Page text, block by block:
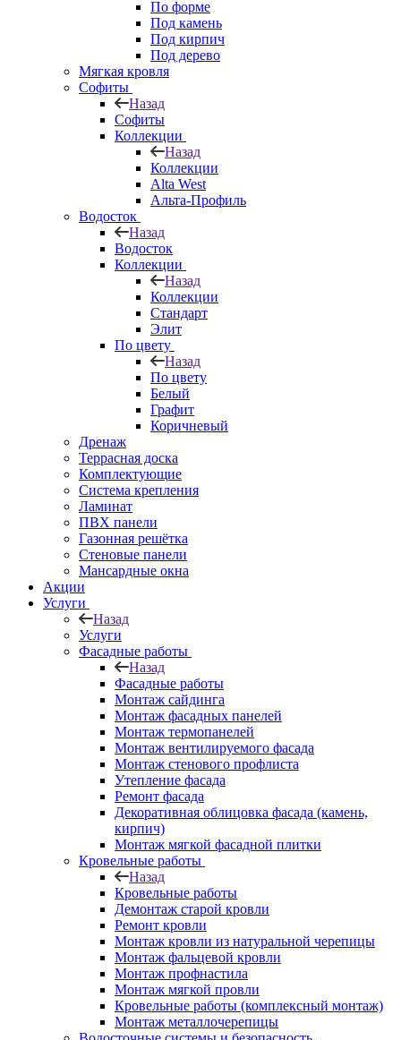
По форме
Под камень
Под кирпич
Под дерево
Мягкая кровля
Софиты
Назад
Софиты
Коллекции
Назад
Коллекции
Alta West
Альта-Профиль
Водосток
Назад
Водосток
Коллекции
Назад
Коллекции
Стандарт
Элит
По цвету
Назад
По цвету
Белый
Графит
Коричневый
Дренаж
Террасная доска
Комплектующие
Система крепления
Ламинат
ПВХ панели
Газонная решётка
Стеновые панели
Мансардные окна
Акции
Услуги
Назад
Услуги
Фасадные работы
Назад
Фасадные работы
Монтаж сайдинга
Монтаж фасадных панелей
Монтаж термопанелей
Монтаж вентилируемого фасада
Монтаж стенового профлиста
Утепление фасада
Ремонт фасада
Декоративная облицовка фасада (камень,
кирпич)
Монтаж мягкой фасадной плитки
Кровельные работы
Назад
Кровельные работы
Демонтаж старой кровли
Ремонт кровли
Монтаж кровли из натуральной черепицы
Монтаж фальцевой кровли
Монтаж профнастила
Монтаж мягкой провли
Кровельные работы (комплексный монтаж)
Монтаж металлочерепицы